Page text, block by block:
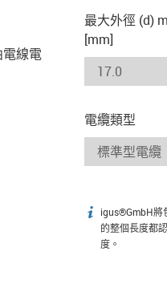
線電
最大外徑 (d)
[mm]
電纜類型
igus-icon-info
igus®GmbH將
的整個長度都
度。